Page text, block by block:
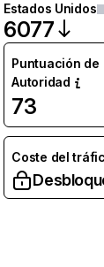
Estados Unidos
6077
Puntuación de
Autoridad
73
Coste del